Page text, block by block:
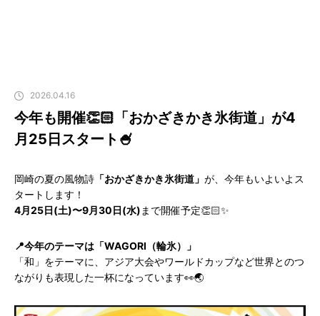
2026.04.16
今年も開催👏🏻「おかざきかき氷街道」が4
月25日スタート🍧
岡崎の夏の風物詩 「おかざきかき氷街道」 が、今年もいよいよス
タートします！
4月25日(土)〜9月30日(水) まで開催予定👏🏻✨️
📍今年のテーマは「WAGORI（輪氷）」
「和」をテーマに、アジア大会やワールドカップなど世界とのつ
ながりも表現した一杯になっています👀🌏